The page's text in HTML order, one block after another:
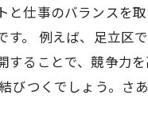
仕事のバランスを
。 例えば、足立区
ることで、競争力
びつくでしょう。さ